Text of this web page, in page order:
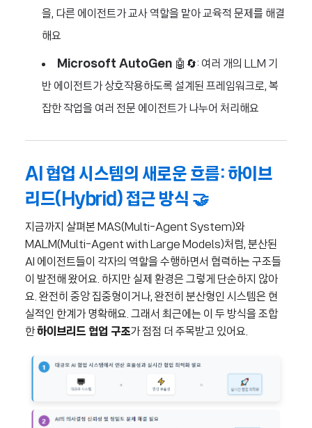
을, 다른 에이전트가 교사 역할을 맡아 교육적 문제를 해결
해요
Microsoft AutoGen 🤖🔄: 여러 개의 LLM 기
반 에이전트가 상호작용하도록 설계된 프레임워크로, 복
잡한 작업을 여러 전문 에이전트가 나누어 처리해요
AI 협업 시스템의 새로운 흐름: 하이브
리드(Hybrid) 접근 방식 🤝
지금까지 살펴본 MAS(Multi-Agent System)와
MALM(Multi-Agent with Large Models)처럼, 분산된
AI 에이전트들이 각자의 역할을 수행하면서 협력하는 구조들
이 발전해 왔어요. 하지만 실제 환경은 그렇게 단순하지 않아
요. 완전히 중앙 집중형이거나, 완전히 분산형인 시스템은 현
실적인 한계가 명확해요. 그래서 최근에는 이 두 방식을 조합
한하이브리드 협업 구조가 점점 더 주목받고 있어요.